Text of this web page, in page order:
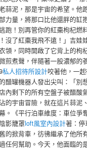
蒜泥，那是宇宙的希望。他
力量，將那口比他還胖的缸
跑！別再管你的紅棗枸杞燃
沒了紅棗我飛不遠！」吉娃
領，同時開啟了它背上的枸
煎煮聲，伴隨著一股濃郁的
私人招待所設計咬著他，一
醋罐機器人發出尖叫：「別
內剩下的所有空盤子被醋酸
的宇宙冒險，就在這片蒜泥
。《平行泊車維度：車位爭
影籠罩loft風室內設計著：停
的掀背車，彷彿繼承了他所
任何幫助。今天，他面臨的